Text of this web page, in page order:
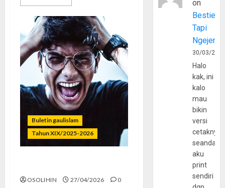
Buletin gaulislam
Tahun XIX/2025-2026
OSOLIHIN 27/04/2026 0
on
Bestie
Tapi
30/03/
Halo
kak, ini
kalo
mau
bikin
versi
cetaknya
aku
print
sendiri